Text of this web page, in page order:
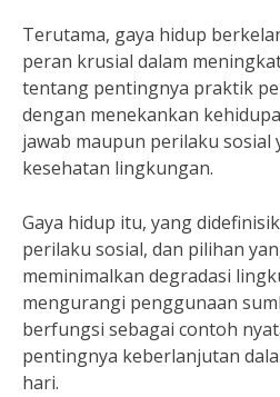
Terutama, gaya hidup
peran krusial dalam
tentang pentingnya praktik
dengan menekankan
jawab maupun perilaku sosial
kesehatan lingkungan.
Gaya hidup itu, yang
perilaku sosial, dan pilihan
meminimalkan degradasi
mengurangi penggunaan
berfungsi sebagai contoh
pentingnya keberlanjutan
hari.